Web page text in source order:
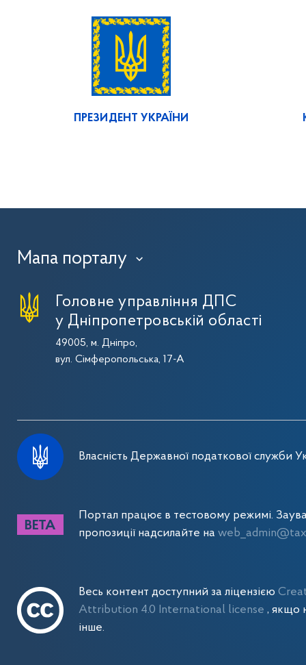
ПРЕЗИДЕНТ УКРАЇНИ
Мапа порталу ›
Головне управління ДПС
у Дніпропетровській області
49005, м. Дніпро,
вул. Сімферопольська, 17-А
Власність Державної податкової служби
Портал працює в тестовому режимі.
пропозиції надсилайте на
Весь контент доступний за ліцензією
Attribution 4.0 International license , якщо
інше.